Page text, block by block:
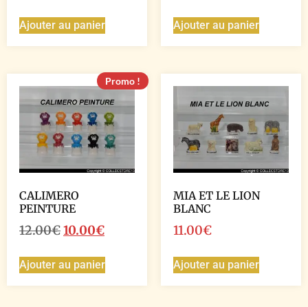
Ajouter au panier Ajouter au panier
Promo !
CALIMERO
PEINTURE
12.00€10.00€
Ajouter au panier
MIA ET LE LION
BLANC
11.00€
Ajouter au panier